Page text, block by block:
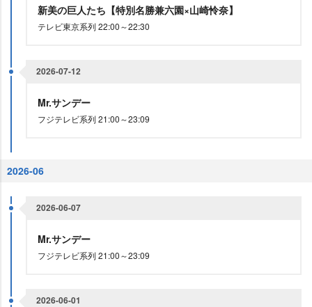
新美の巨人たち【特別名勝兼六園×山崎怜奈】
テレビ東京系列 22:00～22:30
2026-07-12
Mr.サンデー
フジテレビ系列 21:00～23:09
2026-06
2026-06-07
Mr.サンデー
フジテレビ系列 21:00～23:09
2026-06-01